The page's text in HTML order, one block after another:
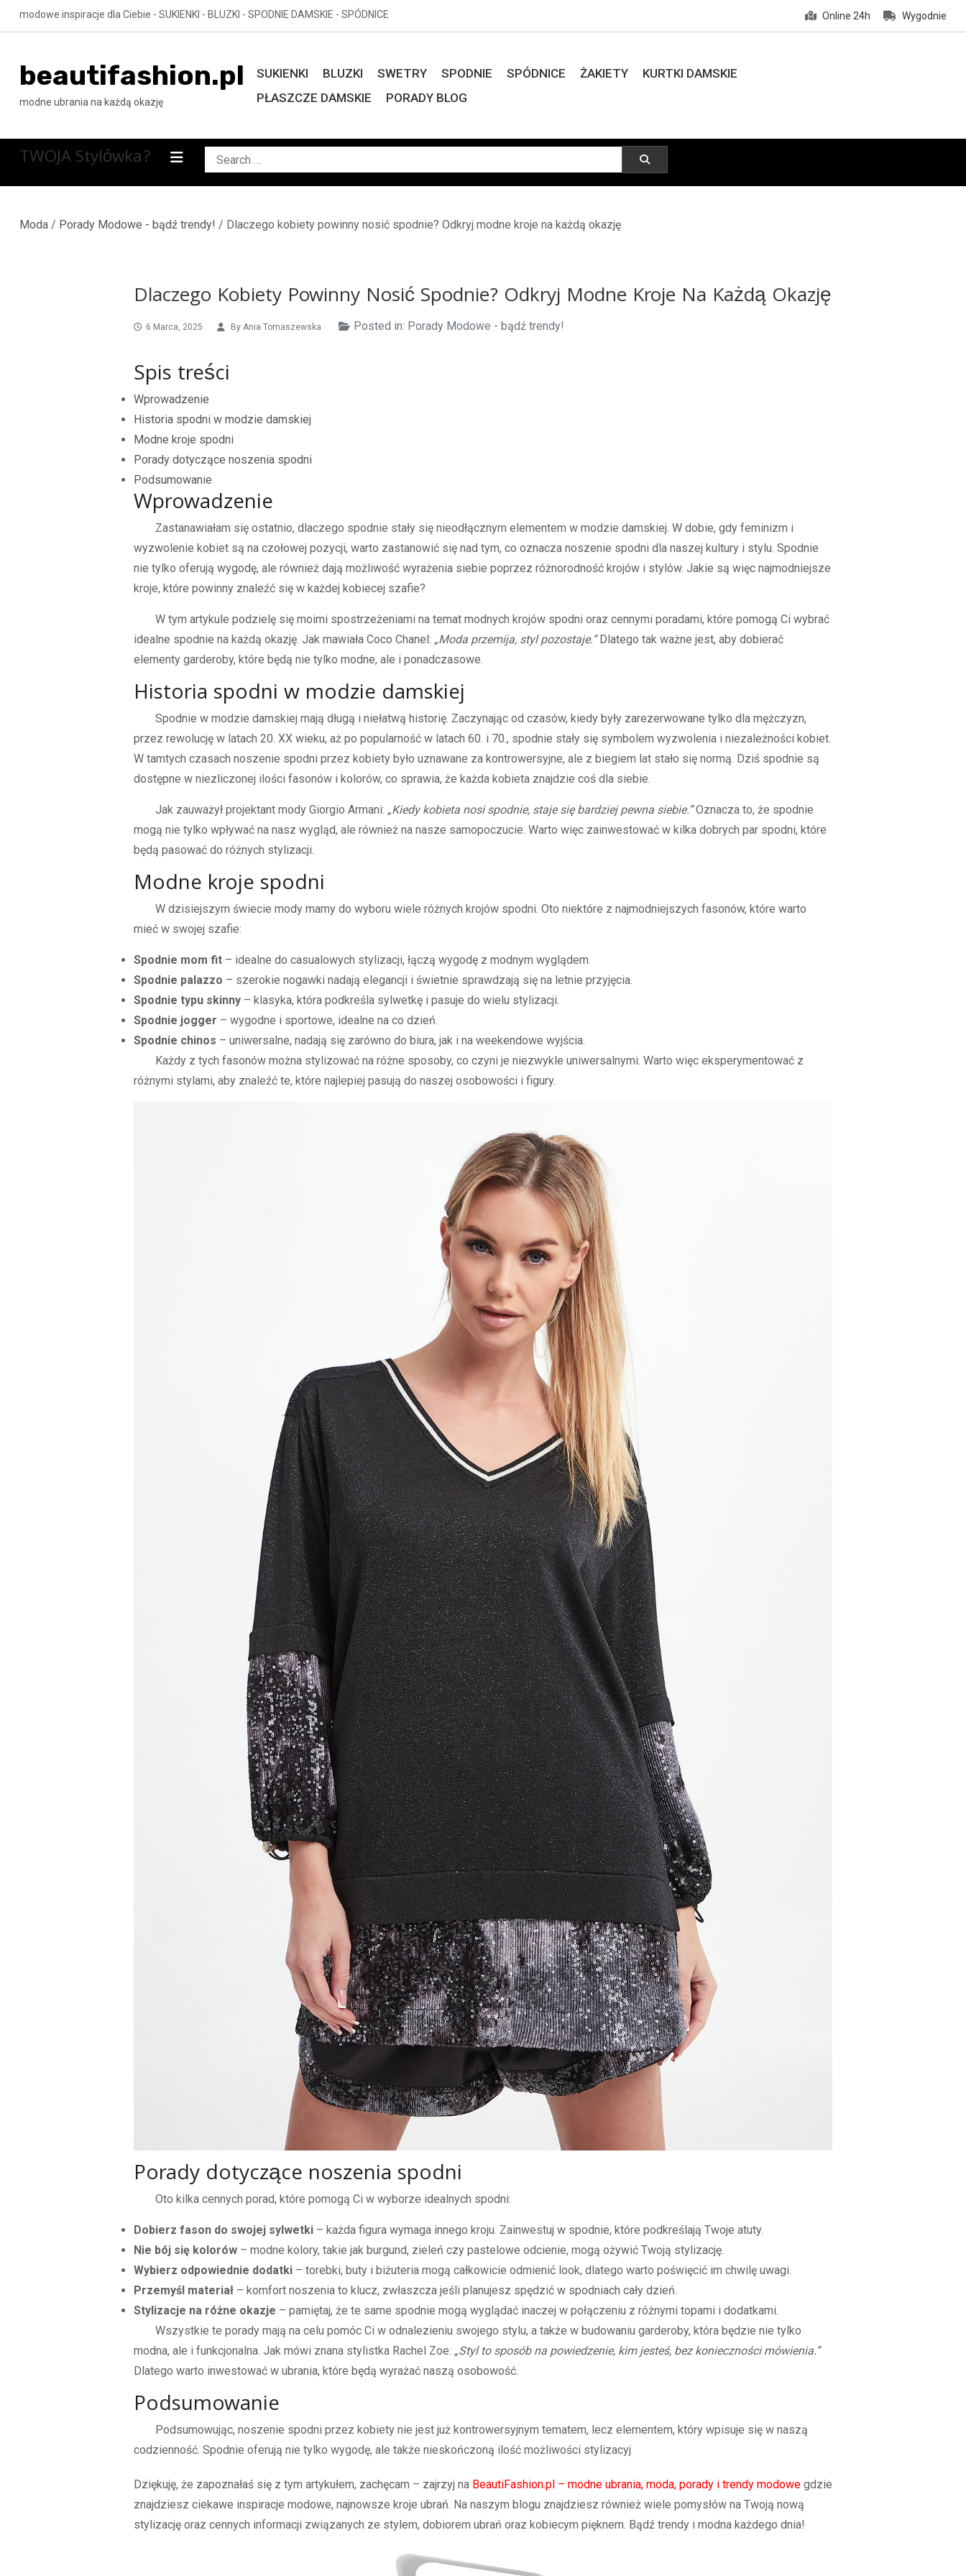
Skip
to
modowe inspiracje dla Ciebie - SUKIENKI - BLUZKI - SPODNIE DAMSKIE - SPÓDNICE Online 24h Wygodnie
beautifashion.pl
modne ubrania na każdą okazję
SUKIENKI BLUZKI SWETRY SPODNIE SPÓDNICE ŻAKIETY
KURTKI DAMSKIE
PŁASZCZE DAMSKIE
PORADY BLOG
TWOJA Stylówka?
Search
for:
Moda/ Porady Modowe - bądź trendy! / Dlaczego kobiety powinny nosić spodnie? Odkryj modne kroje na każdą okazję
Dlaczego Kobiety Powinny Nosić Spodnie? Odkryj Modne Kroje Na Każdą Okazję
6 Marca, 2025 By Ania Tomaszewska Posted in: Porady Modowe - bądź trendy!
Spis treści
Wprowadzenie
Historia spodni w modzie damskiej
Modne kroje spodni
Porady dotyczące noszenia spodni
Podsumowanie
Wprowadzenie
Zastanawiałam się ostatnio, dlaczego spodnie stały się nieodłącznym elementem w modzie damskiej. W dobie, gdy feminizm i
wyzwolenie kobiet są na czołowej pozycji, warto zastanowić się nad tym, co oznacza noszenie spodni dla naszej kultury i stylu. Spodnie
nie tylko oferują wygodę, ale również dają możliwość wyrażenia siebie poprzez różnorodność krojów i stylów. Jakie są więc najmodniejsze
kroje, które powinny znaleźć się w każdej kobiecej szafie?
W tym artykule podzielę się moimi spostrzeżeniami na temat modnych krojów spodni oraz cennymi poradami, które pomogą Ci wybrać
idealne spodnie na każdą okazję. Jak mawiała Coco Chanel: „Moda przemija, styl pozostaje.”Dlatego tak ważne jest, aby dobierać
elementy garderoby, które będą nie tylko modne, ale i ponadczasowe.
Historia spodni w modzie damskiej
Spodnie w modzie damskiej mają długą i niełatwą historię. Zaczynając od czasów, kiedy były zarezerwowane tylko dla mężczyzn,
przez rewolucję w latach 20. XX wieku, aż po popularność w latach 60. i 70., spodnie stały się symbolem wyzwolenia i niezależności kobiet.
W tamtych czasach noszenie spodni przez kobiety było uznawane za kontrowersyjne, ale z biegiem lat stało się normą. Dziś spodnie są
dostępne w niezliczonej ilości fasonów i kolorów, co sprawia, że każda kobieta znajdzie coś dla siebie.
Jak zauważył projektant mody Giorgio Armani: „Kiedy kobieta nosi spodnie, staje się bardziej pewna siebie.”Oznacza to, że spodnie
mogą nie tylko wpływać na nasz wygląd, ale również na nasze samopoczucie. Warto więc zainwestować w kilka dobrych par spodni, które
będą pasować do różnych stylizacji.
Modne kroje spodni
W dzisiejszym świecie mody mamy do wyboru wiele różnych krojów spodni. Oto niektóre z najmodniejszych fasonów, które warto
mieć w swojej szafie:
Spodnie mom fit– idealne do casualowych stylizacji, łączą wygodę z modnym wyglądem.
Spodnie palazzo – szerokie nogawki nadają elegancji i świetnie sprawdzają się na letnie przyjęcia.
Spodnie typu skinny– klasyka, która podkreśla sylwetkę i pasuje do wielu stylizacji.
Spodnie jogger – wygodne i sportowe, idealne na co dzień.
Spodnie chinos – uniwersalne, nadają się zarówno do biura, jak i na weekendowe wyjścia.
Każdy z tych fasonów można stylizować na różne sposoby, co czyni je niezwykle uniwersalnymi. Warto więc eksperymentować z
różnymi stylami, aby znaleźć te, które najlepiej pasują do naszej osobowości i figury.
Porady dotyczące noszenia spodni
Oto kilka cennych porad, które pomogą Ci w wyborze idealnych spodni:
Dobierz fason do swojej sylwetki– każda figura wymaga innego kroju. Zainwestuj w spodnie, które podkreślają Twoje atuty.
Nie bój się kolorów– modne kolory, takie jak burgund, zieleń czy pastelowe odcienie, mogą ożywić Twoją stylizację.
Wybierz odpowiednie dodatki– torebki, buty i biżuteria mogą całkowicie odmienić look, dlatego warto poświęcić im chwilę uwagi.
Przemyśl materiał– komfort noszenia to klucz, zwłaszcza jeśli planujesz spędzić w spodniach cały dzień.
Stylizacje na różne okazje – pamiętaj, że te same spodnie mogą wyglądać inaczej w połączeniu z różnymi topami i dodatkami.
Wszystkie te porady mają na celu pomóc Ci w odnalezieniu swojego stylu, a także w budowaniu garderoby, która będzie nie tylko
modna, ale i funkcjonalna. Jak mówi znana stylistka Rachel Zoe: „Styl to sposób na powiedzenie, kim jesteś, bez konieczności mówienia.”
Dlatego warto inwestować w ubrania, które będą wyrażać naszą osobowość.
Podsumowanie
Podsumowując, noszenie spodni przez kobiety nie jest już kontrowersyjnym tematem, lecz elementem, który wpisuje się w naszą
codzienność. Spodnie oferują nie tylko wygodę, ale także nieskończoną ilość możliwości stylizacyj
Dziękuję, że zapoznałaś się z tym artykułem, zachęcam – zajrzyj na BeautiFashion.pl – modne ubrania, moda, porady i trendy modowegdzie
znajdziesz ciekawe inspiracje modowe, najnowsze kroje ubrań. Na naszym blogu znajdziesz również wiele pomysłów na Twoją nową
stylizację oraz cennych informacji związanych ze stylem, dobiorem ubrań oraz kobiecym pięknem. Bądź trendy i modna każdego dnia!